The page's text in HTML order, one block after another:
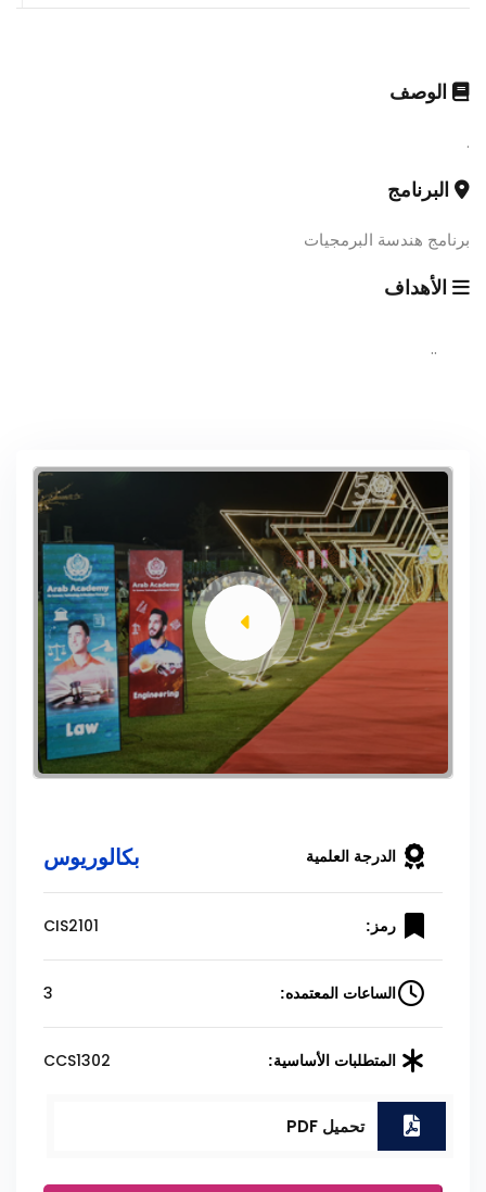
الوصف
.
البرنامج
برنامج هندسة البرمجيات
الأهداف
..
الدرجة العلمية بكالوريوس
رمز: CIS2101
الساعات المعتمده: 3
المتطلبات الأساسية: CCS1302
تحميل PDF